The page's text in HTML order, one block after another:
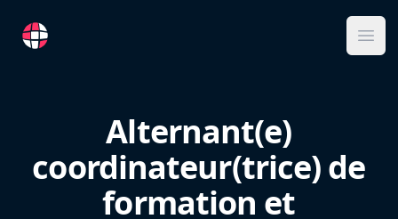
RemoteFR
Alternant(e)
coordinateur(trice) de
formation et